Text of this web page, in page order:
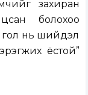
захиран
болохоо
гол нь шийдэл
ёстой”